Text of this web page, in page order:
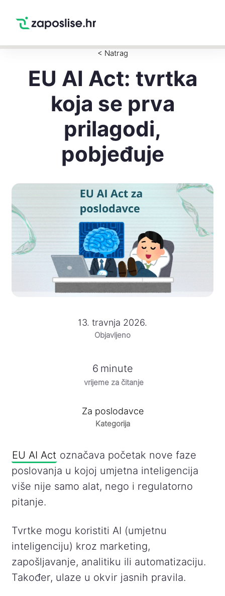
< Natrag
EU AI Act: tvrtka
koja se prva
prilagodi,
pobjeđuje
13. travnja 2026.
Objavljeno
vrijeme za čitanje
6 minute
Za poslodavce
Kategorija
EU AI Act označava početak nove faze
poslovanja u kojoj umjetna inteligencija
više nije samo alat, nego i regulatorno
pitanje.
Tvrtke mogu koristiti AI (umjetnu
inteligenciju) kroz marketing,
zapošljavanje, analitiku ili automatizaciju.
Također, ulaze u okvir jasnih pravila.
Swipe Match Chat
Google Play